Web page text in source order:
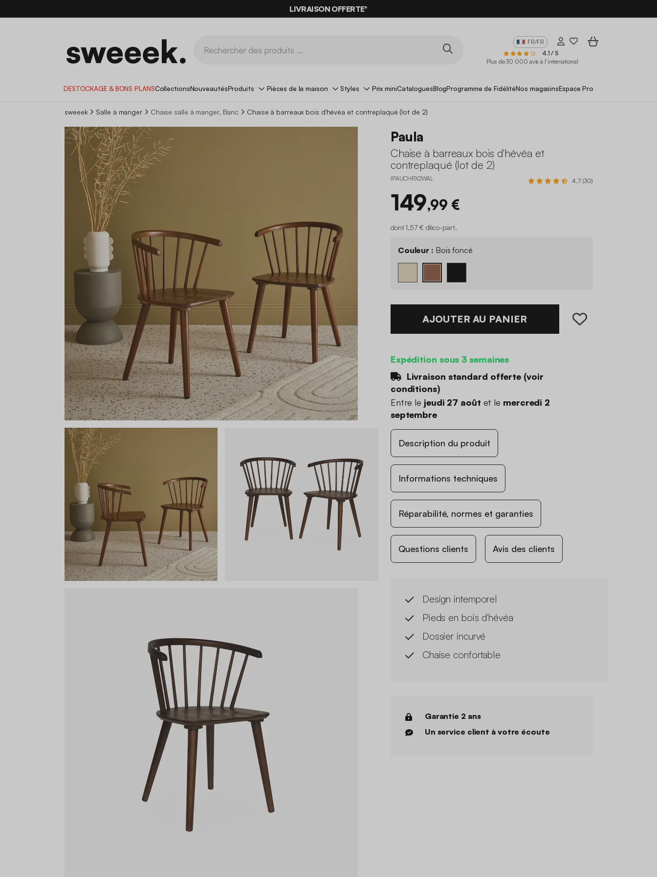
LIVRAISON OFFERTE*
FR/FR
4,1 / 5
Plus de 30 000 avis à l’international
DESTOCKAGE & BONS PLANSCollectionsNouveautésProduits Pièces de la maison Styles Prix miniCataloguesBlogProgramme de FidélitéNos magasinsEspace Pro
sweeek Salle à manger Chaise salle à manger, Banc Chaise à barreaux bois d'hévéa et contreplaqué (lot de 2)
Paula
Chaise à barreaux bois d'hévéa et
contreplaqué (lot de 2)
IPAUCHRX2WAL 4.7 (30)
149,99 €
dont 1,57 € d'éco-part.
Couleur : Bois foncé
AJOUTER AU PANIER
Expédition sous 3 semaines
Livraison standard offerte (voir
conditions)
Entre le jeudi 27 août et le mercredi 2
septembre
Description du produit
Informations techniques
Réparabilité, normes et garanties
Questions clients Avis des clients
Design intemporel
Pieds en bois d'hévéa
Dossier incurvé
Chaise confortable
Garantie 2 ans
Un service client à votre écoute